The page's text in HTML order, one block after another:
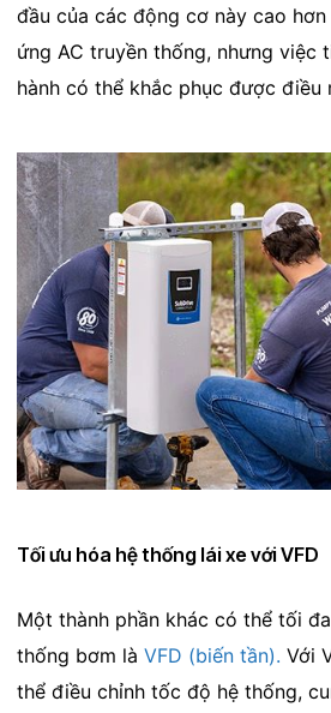
đầu của các động cơ này cao
ứng AC truyền thống, nhưng việc
hành có thể khắc phục được điều
Tối ưu hóa hệ thống lái xe với VFD
Một thành phần khác có thể tối
thống bơm là VFD (biến tần). Với
thể điều chỉnh tốc độ hệ thống,